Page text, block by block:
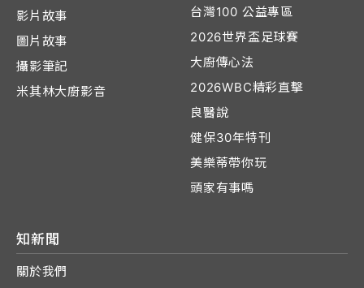
影片故事
圖片故事
攝影筆記
米其林大廚影音
台灣100 公益專區
2026世界盃足球賽
大廚傳心法
2026WBC精彩直擊
良醫說
健保30年特刊
美樂蒂帶你玩
頭家有事嗎
知新聞
關於我們